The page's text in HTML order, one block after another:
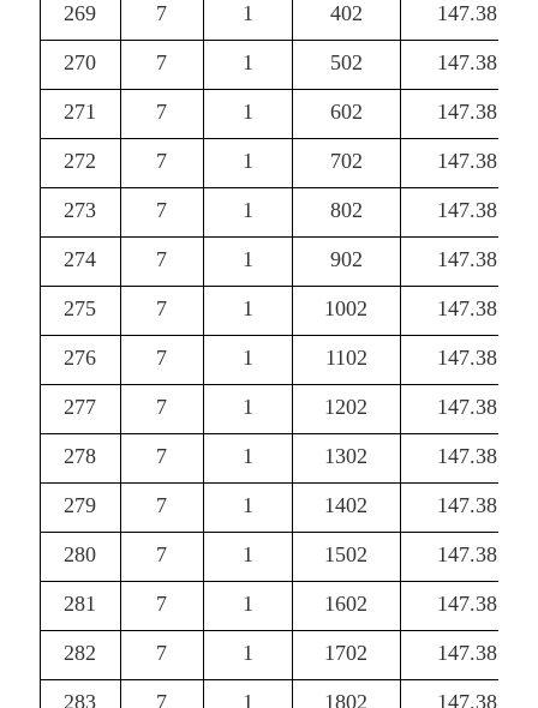
269 7 1 402 147.38
270 7 1 502 147.38
271 7 1 602 147.38
272 7 1 702 147.38
273 7 1 802 147.38
274 7 1 902 147.38
275 7 1 1002 147.38
276 7 1 1102 147.38
277 7 1 1202 147.38
278 7 1 1302 147.38
279 7 1 1402 147.38
280 7 1 1502 147.38
281 7 1 1602 147.38
282 7 1 1702 147.38
283 7 1 1802 147.38